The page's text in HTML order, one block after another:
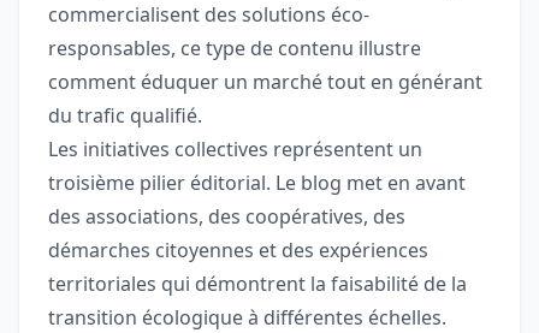
commercialisent des solutions éco-
responsables, ce type de contenu illustre
comment éduquer un marché tout en générant
du trafic qualifié.
Les initiatives collectives représentent un
troisième pilier éditorial. Le blog met en avant
des associations, des coopératives, des
démarches citoyennes et des expériences
territoriales qui démontrent la faisabilité de la
transition écologique à différentes échelles.